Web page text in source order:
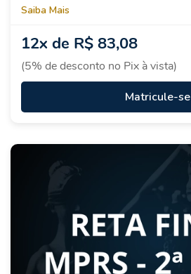
Saiba Mais
12x de R$ 83,08
(5% de desconto no Pix à vista)
Matricule-se